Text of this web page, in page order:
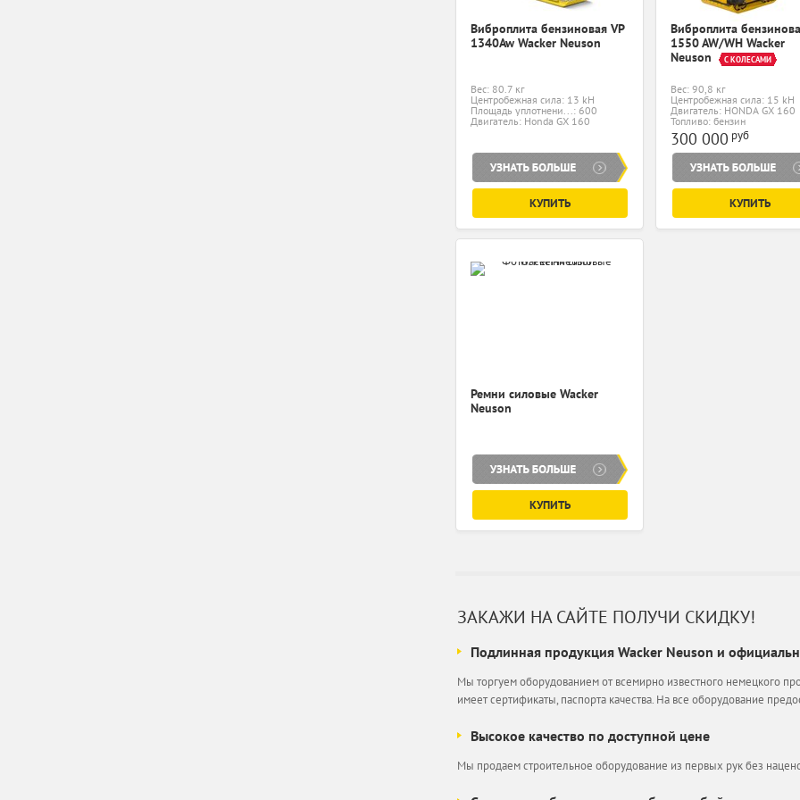
Виброплита бензиновая VP
1340Aw Wacker Neuson
Вес: 80.7 кг
Центробежная сила: 13 kH
Площадь уплотнени...: 600
Двигатель: Honda GX 160
КУПИТЬ
Виброплита
1550 AW/WH Wacker
Neuson
С КОЛЕСАМИ
Вес: 90,8 кг
Центробежная сила: 15 kH
Двигатель: HONDA GX 160
Топливо: бензин
300 000 руб
КУПИТЬ
Ремни силовые Wacker
Neuson
КУПИТЬ
ЗАКАЖИ НА САЙТЕ ПОЛУЧИ СКИДКУ!
Подлинная продукция Wacker Neuson и
Мы торгуем оборудованием от всемирно известного немецкого
имеет сертификаты, паспорта качества. На все оборудование
Высокое качество по доступной цене
Мы продаем строительное оборудование из первых рук без